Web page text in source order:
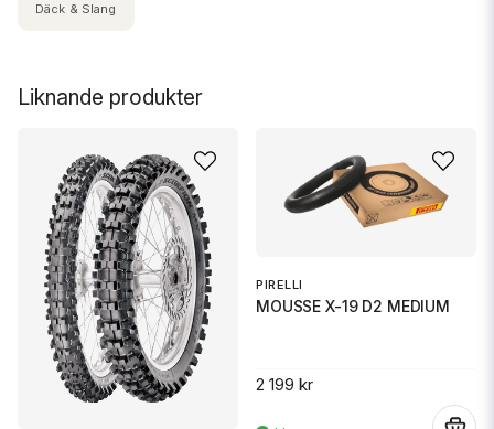
Liknande produkter
PIRELLI
MOUSSE X-19 D2 MEDIUM
2 199 kr
Däck & Slang